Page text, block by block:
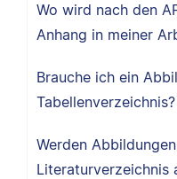
Wo wird nach den
Anhang in meiner
Brauche ich ein
Tabellenverzeichnis?
Werden
Literaturverzeichnis